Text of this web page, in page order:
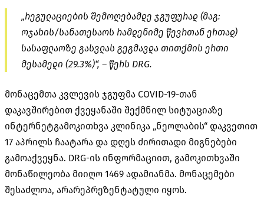
„რეგულაციების შემოღებამდე ჯგუფურად (მაგ:
ოჯახის/სანათესაოს რამდენიმე წევრთან ერთად)
სასაფლაოზე გასვლას გეგმავდა თითქმის ერთი
მესამედი (29.3%)“, – წერს DRG.
მონაცემთა კვლევის ჯგუფმა COVID-19-თან
დაკავშირებით ქვეყანაში შექმნილ სიტუაციაზე
ინტერნეტგამოკითხვა კლინიკა „ნეოლაბის“ დაკვეთით
17 აპრილს ჩაატარა და დღეს ძირითადი მიგნებები
გამოაქვეყნა. DRG-ის ინფორმაციით, გამოკითხვაში
მონაწილეობა მიიღო 1469 ადამიანმა. მონაცემები
შესაძლოა, არარეპრეზენტატული იყოს.